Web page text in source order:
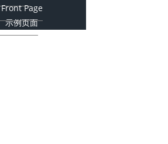
Front Page
示例页面